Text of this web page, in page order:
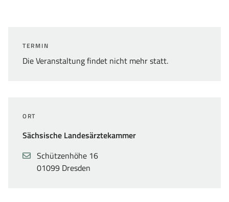
TERMIN
Die Veranstaltung findet nicht mehr statt.
ORT
Sächsische Landesärztekammer
Adresse
Schützenhöhe 16,
01099 Dresden